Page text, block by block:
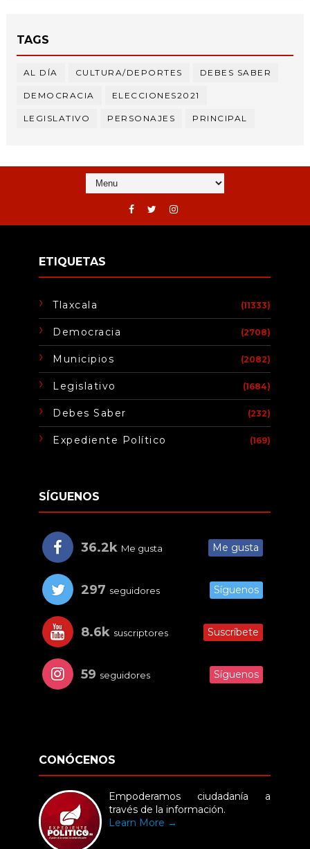
TAGS
AL DÍA CULTURA/DEPORTES DEBES SABER
DEMOCRACIA ELECCIONES2021
LEGISLATIVO PERSONAJES PRINCIPAL
ETIQUETAS
Tlaxcala (11333)
Democracia (2708)
Municipios (2082)
Legislativo (1684)
Debes Saber (232)
Expediente Político (169)
SÍGUENOS
36.2k Me gusta Me gusta
297 seguidores Síguenos
8.6k suscriptores Suscríbete
59 seguidores Síguenos
CONÓCENOS
Empoderamos ciudadanía a
través de la información.
Learn More →